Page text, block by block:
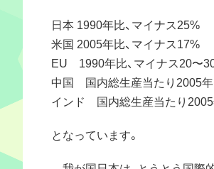
日本 1990年比、マイナス25%
米国 2005年比、マイナス17%
EU 1990年比、マイナス20〜
中国 国内総生産当たり2005年
インド 国内総生産当たり2005
となっています。